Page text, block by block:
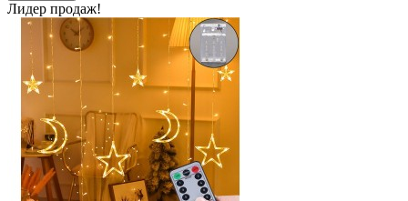
Лидер продаж!